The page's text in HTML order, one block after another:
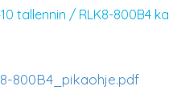
tallennin / RLK8-800B4
800B4_pikaohje.pdf